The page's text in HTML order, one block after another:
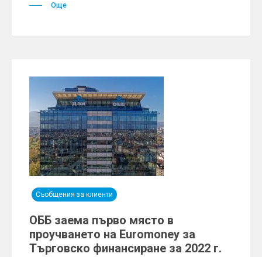
Още
Съобщения за клиенти
ОББ заема първо място в
проучването на Euromoney за
Търговско финансиране за 2022 г.